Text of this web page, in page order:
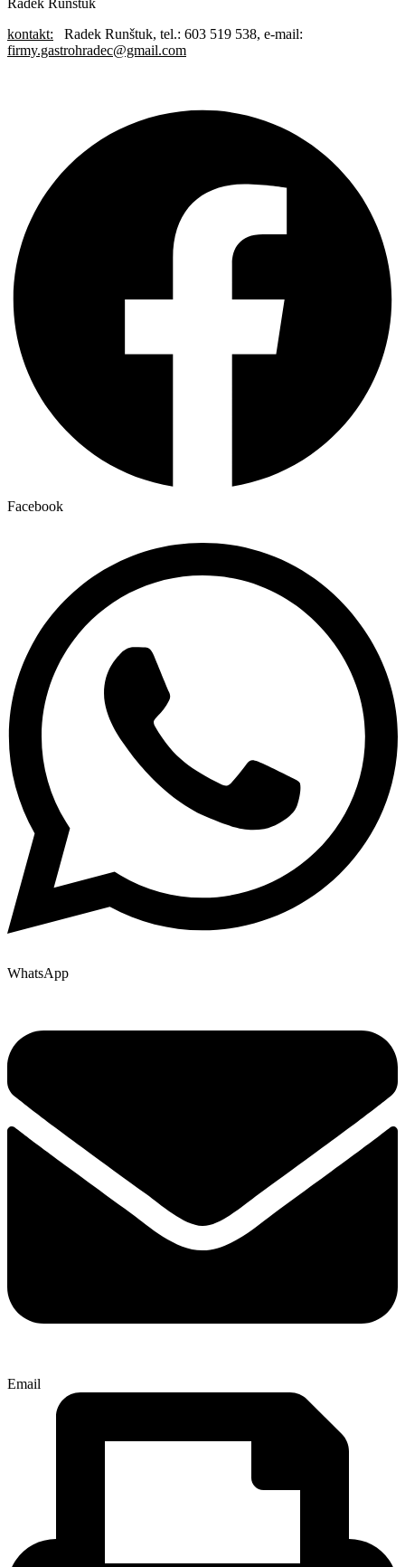
Radek Runštuk
kontakt: Radek Runštuk, tel.: 603 519 538, e-mail:
firmy.gastrohradec@gmail.com
Facebook
WhatsApp
Email